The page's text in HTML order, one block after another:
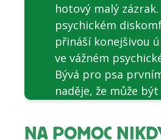
hotový malý
psychickém
přináší konejšivou
ve vážném
Bývá pro psa
naděje, že může
NA POMOC